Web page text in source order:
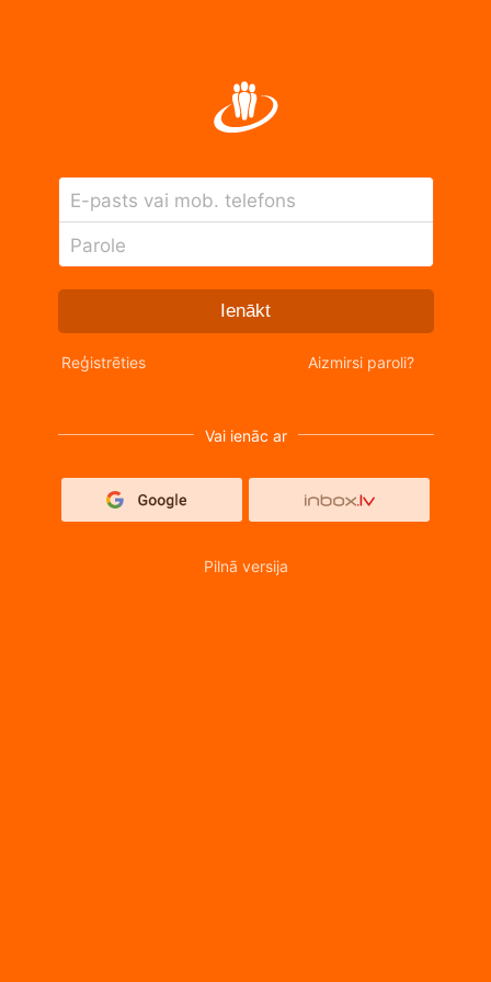
E-pasts vai mob. telefons
Parole
Ienākt
Reģistrēties Aizmirsi paroli?
Vai ienāc ar
Pilnā versija